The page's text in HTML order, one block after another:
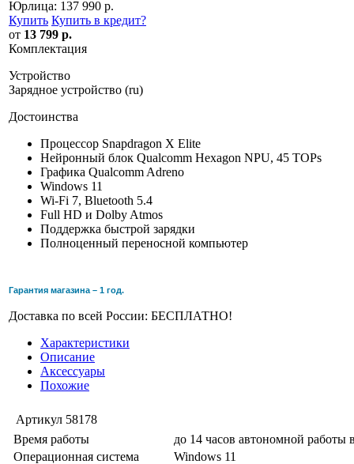
Юрлица: 137 990 р.
Купить Купить в кредит?
от 13 799 р.
Комплектация
Устройство
Зарядное устройство (ru)
Достоинства
Процессор Snapdragon X Elite
Нейронный блок Qualcomm Hexagon NPU, 45 TOPs
Графика Qualcomm Adreno
Windows 11
Wi-Fi 7, Bluetooth 5.4
Full HD и Dolby Atmos
Поддержка быстрой зарядки
Полноценный переносной компьютер
Гарантия магазина – 1 год.
Доставка по всей России: БЕСПЛАТНО!
Характеристики
Описание
Аксессуары
Похожие
Артикул 58178
Время работы
до 14 часов автономной
Операционная система
Windows 11